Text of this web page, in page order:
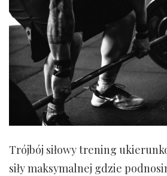
Trójbój siłowy trening
siły maksymalnej gdzie